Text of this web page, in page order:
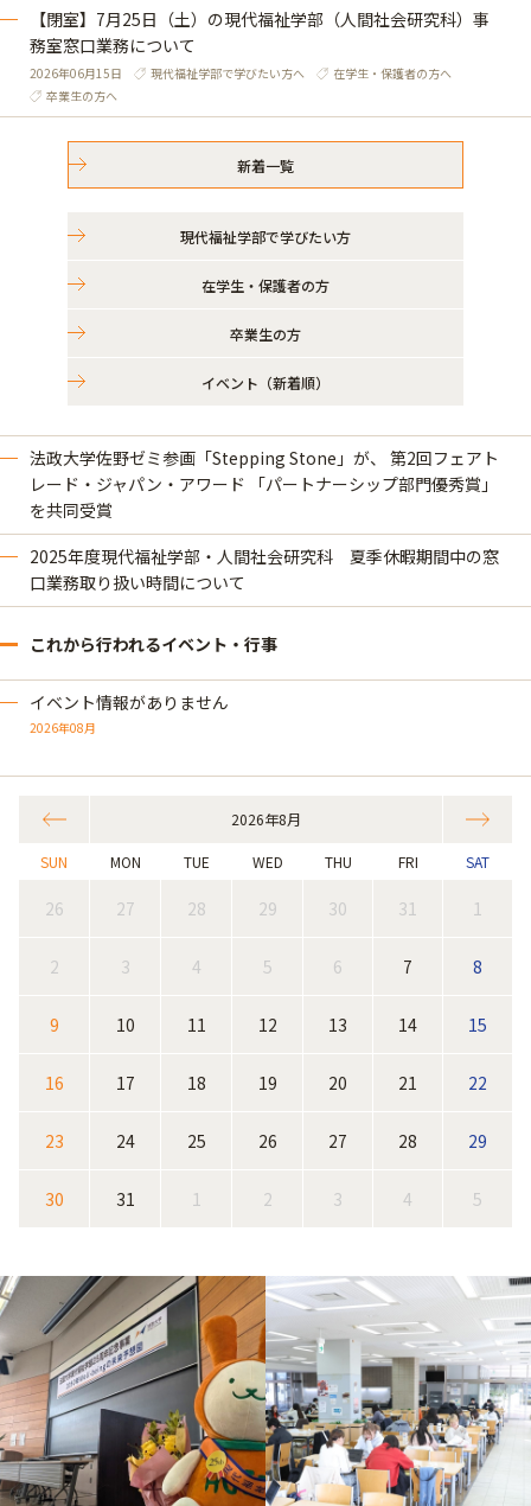
【閉室】7月25日（土）の現代福祉学部（人間社会研究科）事
務室窓口業務について
2026年06月15日 現代福祉学部で学びたい方へ
在学生・保護者の方へ
卒業生の方へ
新着一覧
現代福祉学部で学びたい方
在学生・保護者の方
卒業生の方
イベント（新着順）
法政大学佐野ゼミ参画「Stepping Stone」が、 第2回フェアト
レード・ジャパン・アワード 「パートナーシップ部門優秀賞」
を共同受賞
2025年度現代福祉学部・人間社会研究科 夏季休暇期間中の窓
口業務取り扱い時間について
これから行われるイベント・行事
イベント情報がありません
2026年08月
2026年8月
SUN MON TUE WED THU FRI SAT
26 27 28 29 30 31 1
2 3 4 5 6 7 8
9 10 11 12 13 14 15
16 17 18 19 20 21 22
23 24 25 26 27 28 29
30 31 1 2 3 4 5